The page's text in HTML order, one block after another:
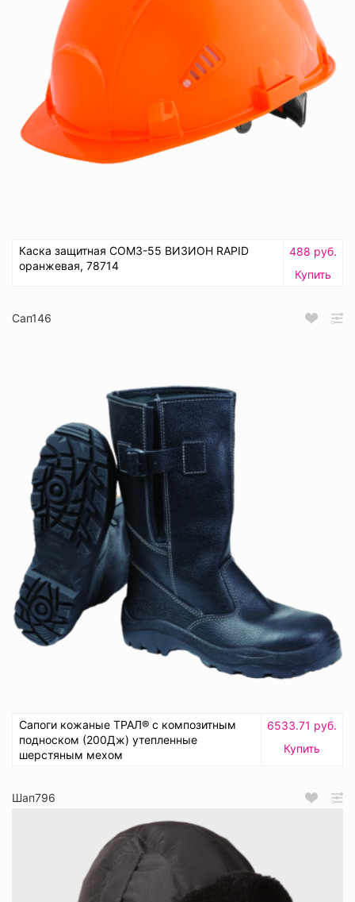
Каска защитная СОМЗ-55 ВИЗИОН RAPID
оранжевая, 78714
488 руб.
Купить
Сап146
Сапоги кожаные ТРАЛ® с композитным
подноском (200Дж) утепленные
шерстяным мехом
6533.71 руб.
Купить
Шап796